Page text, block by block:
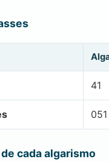
41
051
cada algarismo